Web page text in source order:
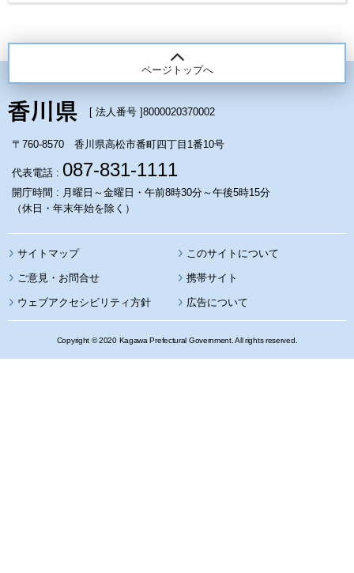
ページトップへ
[ 法人番号 ]8000020370002
〒760-8570 香川県高松市番町四丁目1番10号
代表電話 : 087-831-1111
開庁時間 : 月曜日～金曜日・午前8時30分～午後5時15分
（休日・年末年始を除く）
サイトマップ このサイトについて
携帯サイト
ウェブアクセシビリティ方針 広告について
Copyright © 2020 Kagawa Prefectural Government. All rights reserved.